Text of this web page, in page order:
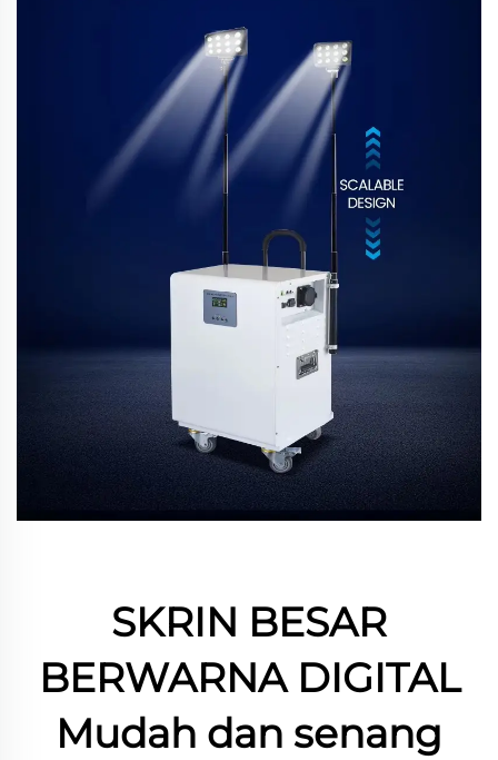
SKRIN BESAR
BERWARNA DIGITAL
Mudah dan senang